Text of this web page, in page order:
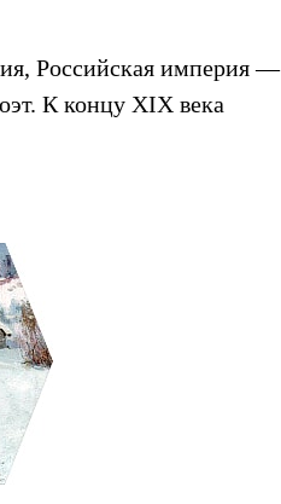
Российская империя —
К концу XIX века